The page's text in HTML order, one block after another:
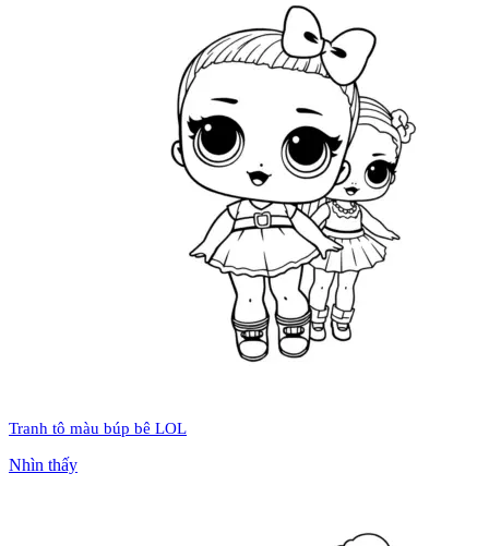
Tranh tô màu búp bê LOL
Nhìn thấy